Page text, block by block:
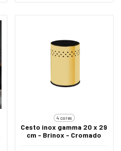
4 cores
Cesto inox gamma 20 x 29
cm - Brinox - Cromado